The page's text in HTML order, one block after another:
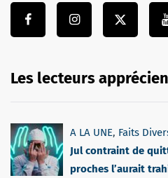
Les lecteurs
A LA UNE, Faits
Jul contraint de
proches l’aurait